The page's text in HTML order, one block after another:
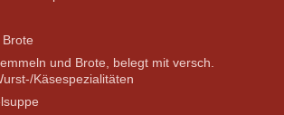
und Brote, belegt mit versch.
Käsespezialitäten